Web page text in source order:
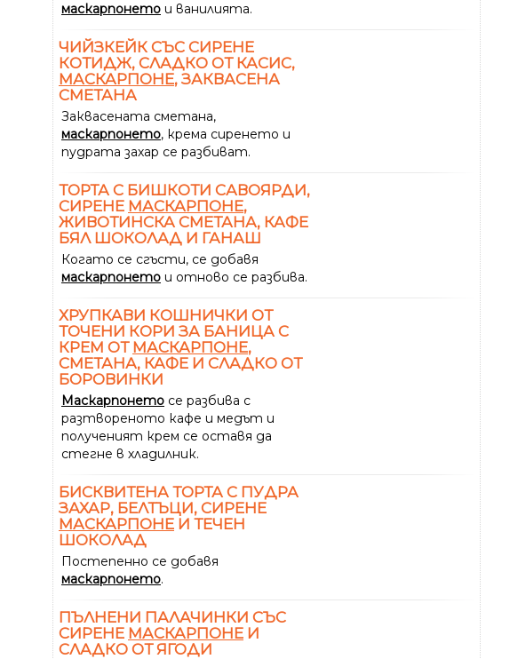
маскарпонето и ванилията.
ЧИЙЗКЕЙК СЪС СИРЕНЕ
КОТИДЖ, СЛАДКО ОТ КАСИС,
МАСКАРПОНЕ, ЗАКВАСЕНА
СМЕТАНА
Заквасената сметана,
маскарпонето, крема сиренето и
пудрата захар се разбиват.
ТОРТА С БИШКОТИ САВОЯРДИ,
СИРЕНЕ МАСКАРПОНЕ,
ЖИВОТИНСКА СМЕТАНА, КАФЕ
БЯЛ ШОКОЛАД И ГАНАШ
Когато се сгъсти, се добавя
маскарпонето и отново се разбива.
ХРУПКАВИ КОШНИЧКИ ОТ
ТОЧЕНИ КОРИ ЗА БАНИЦА С
КРЕМ ОТ МАСКАРПОНЕ,
СМЕТАНА, КАФЕ И СЛАДКО ОТ
БОРОВИНКИ
Маскарпонето се разбива с
разтвореното кафе и медът и
полученият крем се оставя да
стегне в хладилник.
БИСКВИТЕНА ТОРТА С ПУДРА
ЗАХАР, БЕЛТЪЦИ, СИРЕНЕ
МАСКАРПОНЕ И ТЕЧЕН
ШОКОЛАД
Постепенно се добавя
маскарпонето.
ПЪЛНЕНИ ПАЛАЧИНКИ СЪС
СИРЕНЕ МАСКАРПОНЕ И
СЛАДКО ОТ ЯГОДИ